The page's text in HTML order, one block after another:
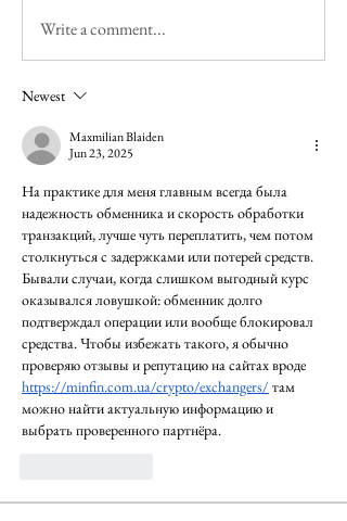
Write a comment...
Newest
Maxmilian Blaiden
Jun 23, 2025
На практике для меня главным всегда была
надежность обменника и скорость обработки
транзакций, лучше чуть переплатить, чем потом
столкнуться с задержками или потерей средств.
Бывали случаи, когда слишком выгодный курс
оказывался ловушкой: обменник долго
подтверждал операции или вообще блокировал
средства. Чтобы избежать такого, я обычно
https://minfin.com.ua/crypto/exchangers/ там
можно найти актуальную информацию и
выбрать проверенного партнёра.